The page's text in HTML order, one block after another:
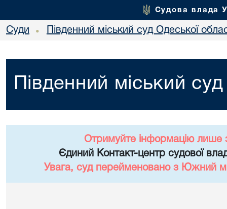
Судова влада
Суди • Південний міський суд Одеської
Південний міський
Отримуйте інформацію лише
Єдиний Контакт-центр судової
Увага, суд перейменовано з Южний